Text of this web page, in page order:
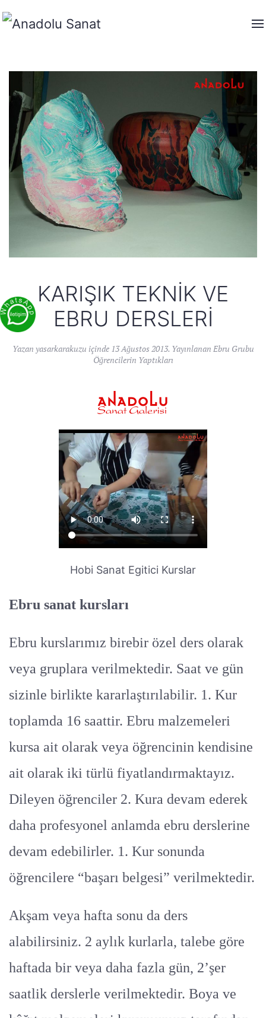
KARIŞIK TEKNIK VE
EBRU DERSLERI
Yazan yasarkarakuzu içinde 13 Ağustos 2013. Yayınlanan Ebru Grubu
Öğrencilerin Yaptıkları
Hobi Sanat Egitici Kurslar
Ebru sanat kursları
Ebru kurslarımız birebir özel ders olarak
veya gruplara verilmektedir. Saat ve gün
sizinle birlikte kararlaştırılabilir. 1. Kur
toplamda 16 saattir. Ebru malzemeleri
kursa ait olarak veya öğrencinin kendisine
ait olarak iki türlü fiyatlandırmaktayız.
Dileyen öğrenciler 2. Kura devam ederek
daha profesyonel anlamda ebru derslerine
devam edebilirler. 1. Kur sonunda
öğrencilere “başarı belgesi” verilmektedir.
Akşam veya hafta sonu da ders
alabilirsiniz. 2 aylık kurlarla, talebe göre
haftada bir veya daha fazla gün, 2’şer
saatlik derslerle verilmektedir. Boya ve